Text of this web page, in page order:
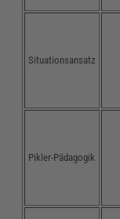
Situationsansatz
Pikler-Pädagogik